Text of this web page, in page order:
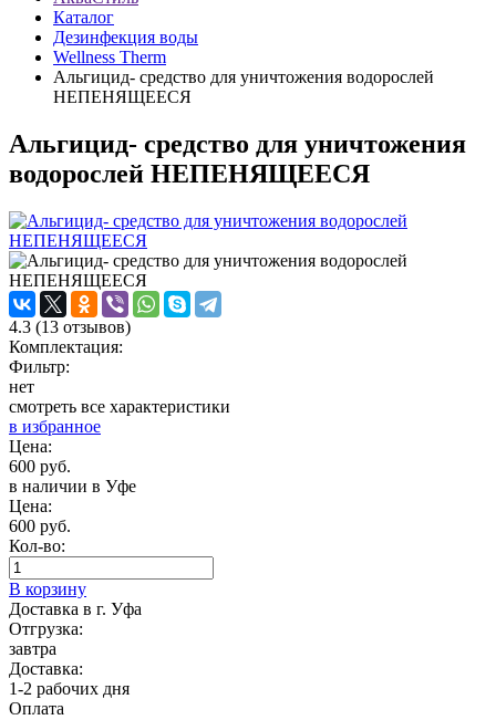
Каталог
Дезинфекция воды
Wellness Therm
Альгицид- средство для уничтожения водорослей
НЕПЕНЯЩЕЕСЯ
Альгицид- средство для уничтожения
водорослей НЕПЕНЯЩЕЕСЯ
4.3 (13 отзывов)
Комплектация:
Фильтр:
нет
смотреть все характеристики
в избранное
Цена:
600 руб.
в наличии в Уфе
Цена:
600 руб.
Кол-во:
В корзину
Доставка в г. Уфа
Отгрузка:
завтра
Доставка:
1-2 рабочих дня
Оплата